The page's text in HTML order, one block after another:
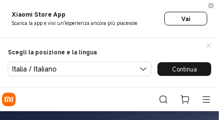
Xiaomi Store App
Scarica la app e vivi un'esperienza ancora più piacevole
Vai
Scegli la posizione e la lingua
Italia / Italiano Continua
Xiaomi POCO, POCO Store